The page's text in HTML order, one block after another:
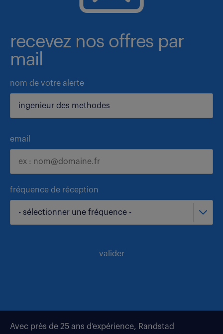
recevez nos offres par
mail
nom de votre alerte
email
fréquence de réception
- sélectionner une fréquence -
valider
Avec près de 25 ans d’expérience, Randstad